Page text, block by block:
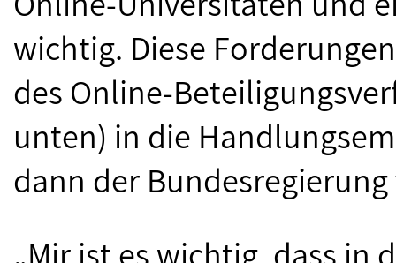
wichtig. Diese
des Online-
unten) in die
dann der